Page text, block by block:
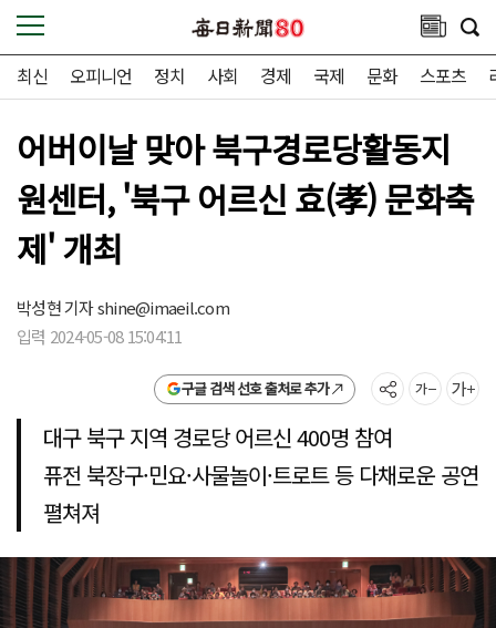
최신 오피니언 정치 사회 경제 국제 문화 스포츠
어버이날 맞아 북구경로당활동지
원센터, '북구 어르신 효(孝) 문화축
제' 개최
박성현 기자shine@imaeil.com
입력 2024-05-08 15:04:11
구글 검색 선호 출처로 추가
대구 북구 지역 경로당 어르신 400명 참여
퓨전 북장구·민요·사물놀이·트로트 등 다채로운 공연
펼쳐져